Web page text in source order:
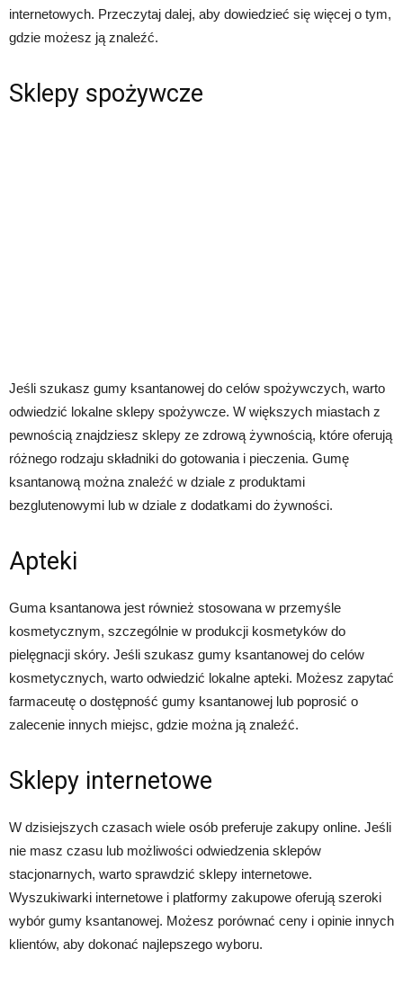
internetowych. Przeczytaj dalej, aby dowiedzieć się więcej o tym,
gdzie możesz ją znaleźć.
Sklepy spożywcze
Jeśli szukasz gumy ksantanowej do celów spożywczych, warto
odwiedzić lokalne sklepy spożywcze. W większych miastach z
pewnością znajdziesz sklepy ze zdrową żywnością, które oferują
różnego rodzaju składniki do gotowania i pieczenia. Gumę
ksantanową można znaleźć w dziale z produktami
bezglutenowymi lub w dziale z dodatkami do żywności.
Apteki
Guma ksantanowa jest również stosowana w przemyśle
kosmetycznym, szczególnie w produkcji kosmetyków do
pielęgnacji skóry. Jeśli szukasz gumy ksantanowej do celów
kosmetycznych, warto odwiedzić lokalne apteki. Możesz zapytać
farmaceutę o dostępność gumy ksantanowej lub poprosić o
zalecenie innych miejsc, gdzie można ją znaleźć.
Sklepy internetowe
W dzisiejszych czasach wiele osób preferuje zakupy online. Jeśli
nie masz czasu lub możliwości odwiedzenia sklepów
stacjonarnych, warto sprawdzić sklepy internetowe.
Wyszukiwarki internetowe i platformy zakupowe oferują szeroki
wybór gumy ksantanowej. Możesz porównać ceny i opinie innych
klientów, aby dokonać najlepszego wyboru.